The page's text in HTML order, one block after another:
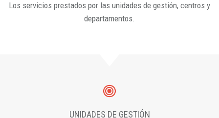
Los servicios prestados por las unidades de gestión, centros y
departamentos.
UNIDADES DE GESTIÓN